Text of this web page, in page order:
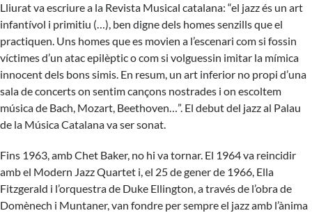
Lliurat va escriure a la Revista Musical catalana: “el jazz és un art
infantívol i primitiu (…), ben digne dels homes senzills que el
practiquen. Uns homes que es movien a l’escenari com si fossin
víctimes d’un atac epilèptic o com si volguessin imitar la mímica
innocent dels bons simis. En resum, un art inferior no propi d’una
sala de concerts on sentim cançons nostrades i on escoltem
música de Bach, Mozart, Beethoven…”. El debut del jazz al Palau
de la Música Catalana va ser sonat.
Fins 1963, amb Chet Baker, no hi va tornar. El 1964 va reincidir
amb el Modern Jazz Quartet i, el 25 de gener de 1966, Ella
Fitzgerald i l’orquestra de Duke Ellington, a través de l’obra de
Domènech i Muntaner, van fondre per sempre el jazz amb l’ànima